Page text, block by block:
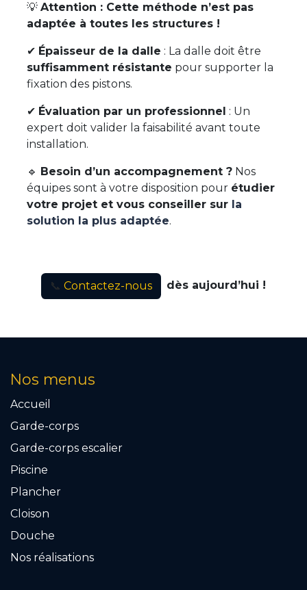
💡 Attention : Cette méthode n’est pas
adaptée à toutes les structures !
✔ Épaisseur de la dalle : La dalle doit être
suffisamment résistante pour supporter la
fixation des pistons.
✔ Évaluation par un professionnel : Un
expert doit valider la faisabilité avant toute
installation.
🔹 Besoin d’un accompagnement ? Nos
équipes sont à votre disposition pour étudier
votre projet et vous conseiller sur la
solution la plus adaptée.
📞 Contactez-nous dès aujourd’hui !
Nos menus
Accueil
Garde-corps
Garde-corps escalier
Piscine
Plancher
Cloison
Douche
Nos réalisations